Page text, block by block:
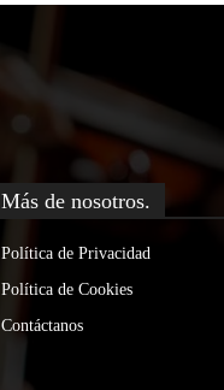
Más de nosotros.
Política de Privacidad
Política de Cookies
Contáctanos